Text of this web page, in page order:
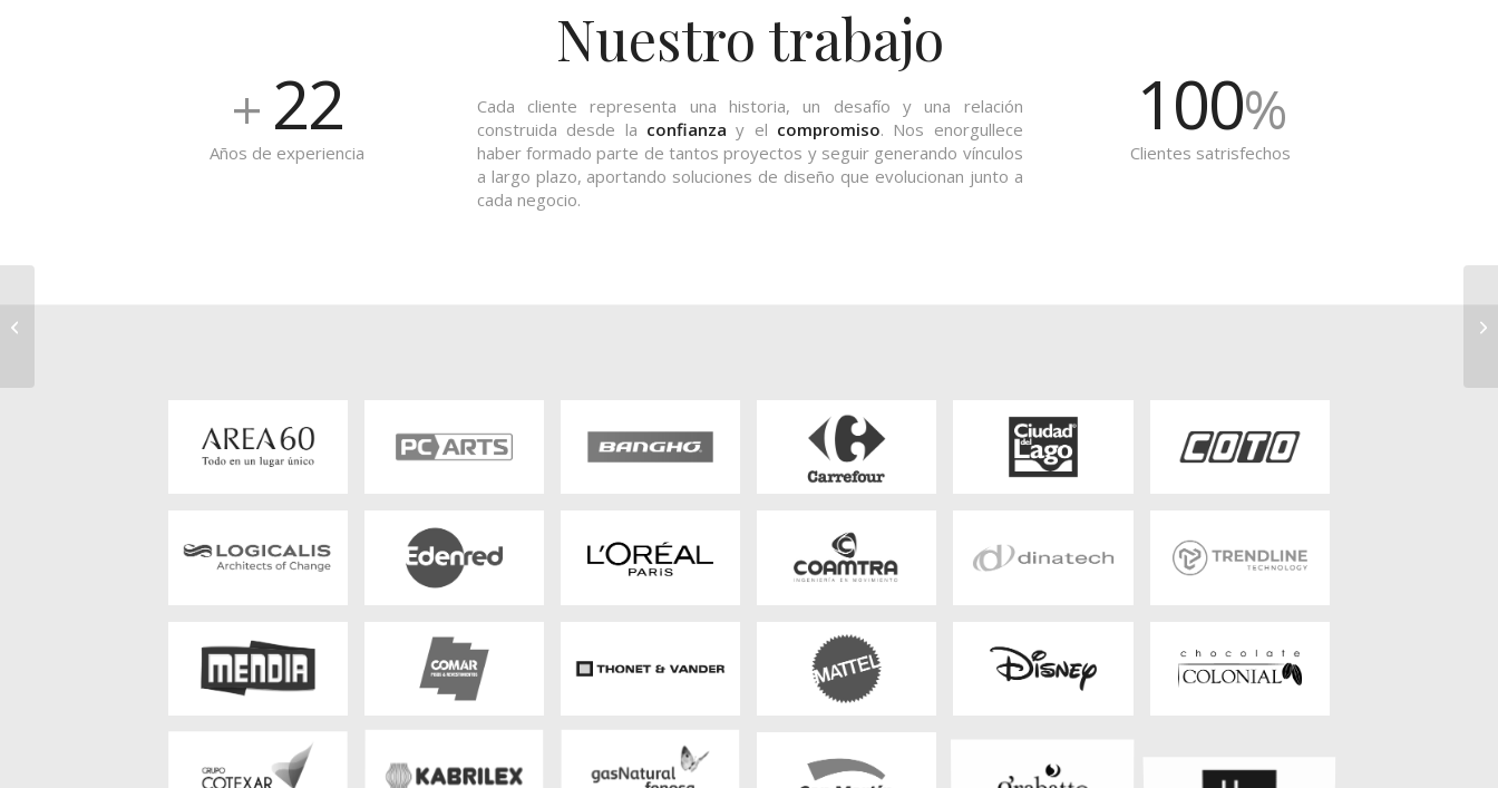
+ 22
Años de experiencia
Nuestro trabajo
Cada cliente representa una historia, un desafío y una relación
construida desde la confianza y el compromiso. Nos enorgullece
haber formado parte de tantos proyectos y seguir generando vínculos
a largo plazo, aportando soluciones de diseño que evolucionan junto a
cada negocio.
100%
Clientes satrisfechos